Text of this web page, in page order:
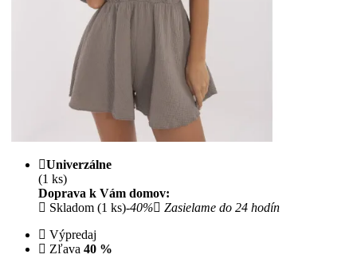
Univerzálne
(1 ks)
Doprava k Vám domov:
Skladom (1 ks)-40%
Zasielame do 24 hodín
Výpredaj
Zľava 40 %